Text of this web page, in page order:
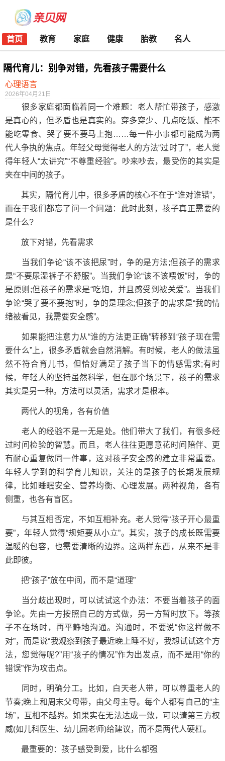
首页 教育 家庭 健康 胎教 名人
隔代育儿：别争对错，先看孩子需要什么
心理语言
2026年04月21日
很多家庭都面临着同一个难题：老人帮忙带孩子，感激
是真心的，但矛盾也是真实的。穿多穿少、几点吃饭、能不
能吃零食、哭了要不要马上抱……每一件小事都可能成为两
代人争执的焦点。年轻父母觉得老人的方法“过时了”，老人觉
得年轻人“太讲究”“不尊重经验”。吵来吵去，最受伤的其实是
夹在中间的孩子。
其实，隔代育儿中，很多矛盾的核心不在于“谁对谁错”，
而在于我们都忘了问一个问题：此时此刻，孩子真正需要的
是什么?
放下对错，先看需求
当我们争论“该不该把尿”时，争的是方法;但孩子的需求
是“不要尿湿裤子不舒服”。当我们争论“该不该喂饭”时，争的
是原则;但孩子的需求是“吃饱，并且感受到被关爱”。当我们
争论“哭了要不要抱”时，争的是理念;但孩子的需求是“我的情
绪被看见，我需要安全感”。
如果能把注意力从“谁的方法更正确”转移到“孩子现在需
要什么”上，很多矛盾就会自然消解。有时候，老人的做法虽
然不符合育儿书，但恰好满足了孩子当下的情感需求;有时
候，年轻人的坚持虽然科学，但在那个场景下，孩子的需求
其实是另一种。方法可以灵活，需求才是根本。
两代人的视角，各有价值
老人的经验不是一无是处。他们带大了我们，有很多经
过时间检验的智慧。而且，老人往往更愿意花时间陪伴、更
有耐心重复做同一件事，这对孩子安全感的建立非常重要。
年轻人学到的科学育儿知识，关注的是孩子的长期发展规
律，比如睡眠安全、营养均衡、心理发展。两种视角，各有
侧重，也各有盲区。
与其互相否定，不如互相补充。老人觉得“孩子开心最重
要”，年轻人觉得“规矩要从小立”。其实，孩子的成长既需要
温暖的包容，也需要清晰的边界。这两样东西，从来不是非
此即彼。
把“孩子”放在中间，而不是“道理”
当分歧出现时，可以试试这个办法：不要当着孩子的面
争论。先由一方按照自己的方式做，另一方暂时放下。等孩
子不在场时，再平静地沟通。沟通时，不要说“你这样做不
对”，而是说“我观察到孩子最近晚上睡不好，我想试试这个方
法，您觉得呢?”用“孩子的情况”作为出发点，而不是用“你的
错误”作为攻击点。
同时，明确分工。比如，白天老人带，可以尊重老人的
节奏;晚上和周末父母带，由父母主导。每个人都有自己的“主
场”，互相不越界。如果实在无法达成一致，可以请第三方权
威(如儿科医生、幼儿园老师)给建议，而不是两代人硬杠。
最重要的：孩子感受到爱，比什么都强